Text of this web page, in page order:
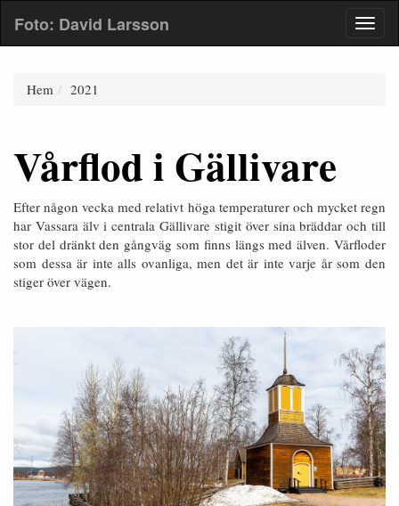
Foto: David Larsson
Hem 2021
Vårflod i Gällivare
Efter någon vecka med relativt höga temperaturer och mycket regn
har Vassara älv i centrala Gällivare stigit över sina bräddar och till
stor del dränkt den gångväg som finns längs med älven. Vårfloder
som dessa är inte alls ovanliga, men det är inte varje år som den
stiger över vägen.